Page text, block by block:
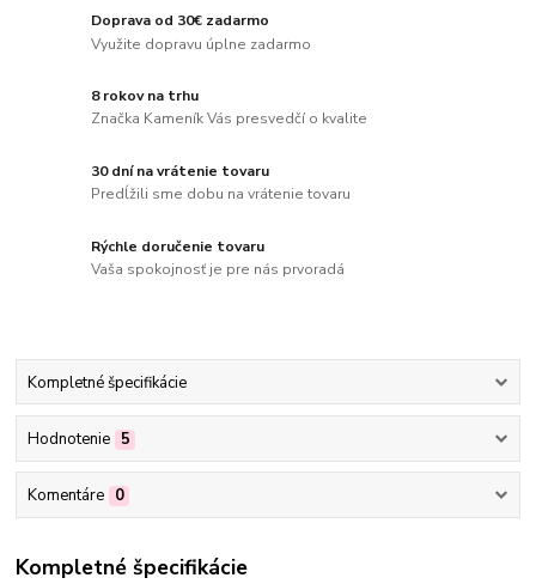
Doprava od 30€ zadarmo
Využite dopravu úplne zadarmo
8 rokov na trhu
Značka Kameník Vás presvedčí o kvalite
30 dní na vrátenie tovaru
Predĺžili sme dobu na vrátenie tovaru
Rýchle doručenie tovaru
Vaša spokojnosť je pre nás prvoradá
Kompletné špecifikácie
Hodnotenie 5
Komentáre 0
Kompletné špecifikácie